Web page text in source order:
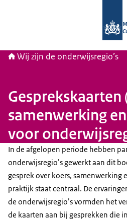
Wij zijn de onderwijsregio’s
Gesprekskaarten
samenwerking
voor
In de afgelopen periode hebben
onderwijsregio’s gewerkt aan dit
gesprek over koers, samenwerking
praktijk staat centraal. De
de onderwijsregio’s vormden het
de kaarten aan bij gesprekken die